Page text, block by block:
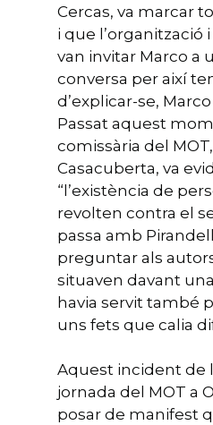
Cercas, va marcar
i que l’organització
van invitar Marco a
conversa per així
d’explicar-se,
Passat aquest
comissària del
Casacuberta, va
“l’existència de
revolten contra el
passa amb
preguntar als
situaven davant
havia servit també
uns fets que calia
Aquest incident de
jornada del MOT a
posar de manifest